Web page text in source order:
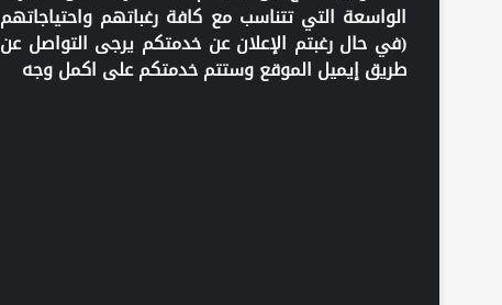
الواسعة التي تتناسب مع كافة رغباتهم واحتياجاتهم
(في حال رغبتم الإعلان عن خدمتكم يرجى التواصل عن
طريق إيميل الموقع وستتم خدمتكم على اكمل وجه